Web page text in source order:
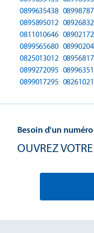
0899635438
0895895012
0811010646
0899565680
0825013012
0899272095
0899017295
Besoin d'un
OUVREZ